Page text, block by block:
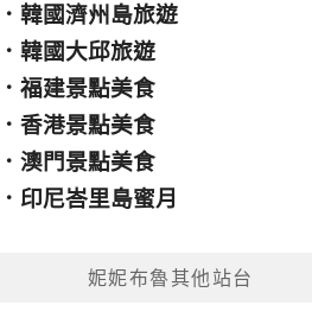
．韓國濟州島旅遊
．韓國大邱旅遊
．福建景點美食
．香港景點美食
．澳門景點美食
． 印尼峇里島蜜月
妮妮布魯其他站台